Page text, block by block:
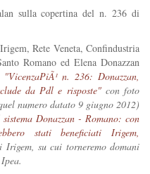
Rete Veneta, Confindustria
Romano ed Elena Donazzan
"VicenzaPiÃ¹ n. 236: Donazzan,
da Pdl e risposte"con foto
numero datato 9 giugno 2012)
Donazzan - Romano: con
stati beneficiati Irigem,
su cui torneremo domani